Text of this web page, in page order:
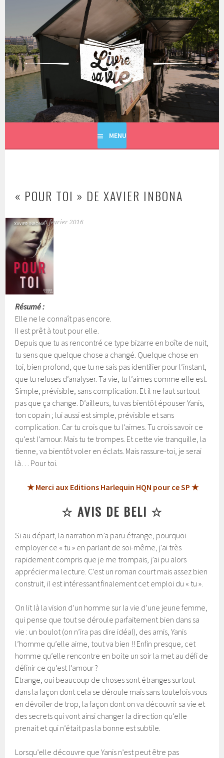
principal
LIVRE SA VIE
MENU
« POUR TOI » DE XAVIER INBONA
6 février 2016
Résumé :
Elle ne le connaît pas encore.
Il est prêt à tout pour elle.
Depuis que tu as rencontré ce type bizarre en boîte de nuit,
tu sens que quelque chose a changé. Quelque chose en
toi, bien profond, que tu ne sais pas identifier pour l’instant,
que tu refuses d’analyser.Ta vie, tu l’aimes comme elle est.
Simple, prévisible, sans complication. Et il ne faut surtout
pas que ça change. D’ailleurs, tu vas bientôt épouser Yanis,
ton copain ; lui aussi est simple, prévisible et sans
complication. Car tu crois que tu l’aimes. Tu crois savoir ce
qu’est l’amour. Mais tu te trompes. Et cette vie tranquille, la
tienne, va bientôt voler en éclats. Mais rassure-toi, je serai
là… Pour toi.
★ Merci aux Editions Harlequin HQN pour ce SP ★
☆ AVIS DE BELI ☆
Si au départ, la narration m’a paru étrange, pourquoi
employer ce « tu » en parlant de soi-même, j’ai très
rapidement compris que je me trompais, j’ai pu alors
apprécier ma lecture. C’est un roman court mais assez bien
construit, il est intéressant finalement cet emploi du « tu ».
On lit là la vision d’un homme sur la vie d’une jeune femme,
qui pense que tout se déroule parfaitement bien dans sa
vie : un boulot (on n’ira pas dire idéal), des amis, Yanis
l’homme qu’elle aime, tout va bien !! Enfin presque, cet
homme qu’elle rencontre en boite un soir la met au défi de
définir ce qu’est l’amour ?
Etrange, oui beaucoup de choses sont étranges surtout
dans la façon dont cela se déroule mais sans toutefois vous
en dévoiler de trop, la façon dont on va découvrir sa vie et
des secrets qui vont ainsi changer la direction qu’elle
prenait et qui n’était pas la bonne est subtile.
Lorsqu’elle découvre que Yanis n’est peut être pas